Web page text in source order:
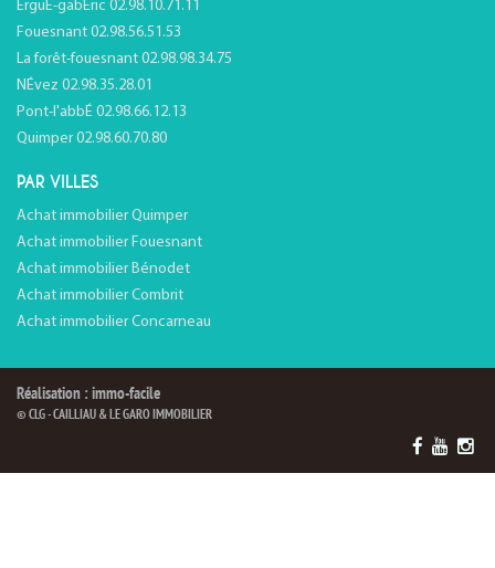
ErguÉ-gabÉric 02.98.10.71.11
Fouesnant 02.98.56.51.53
La forêt-fouesnant 02.98.98.34.75
NÉvez 02.98.35.28.01
Pont-l'abbÉ 02.98.66.12.13
Quimper 02.98.60.70.80
PAR VILLES
Achat immobilier Quimper
Achat immobilier Fouesnant
Achat immobilier Bénodet
Achat immobilier Combrit
Achat immobilier Concarneau
Réalisation : immo-facile
© CLG - CAILLIAU & LE GARO IMMOBILIER